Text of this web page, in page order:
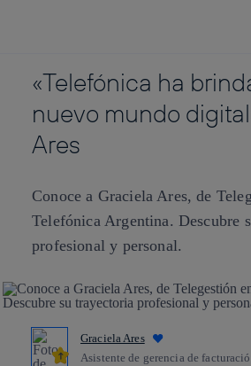
La
«Telefónica ha
nuevo mundo
Ares
Conoce a Graciela Ares, de
Telefónica Argentina. Descubre
profesional y personal.
Graciela Ares
Asistente de gerencia de